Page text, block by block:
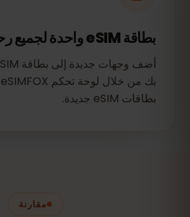
بطاقة eSIM واحدة لجميع رحلاتك
بطاقات eSIM جديدة.
مقارنة